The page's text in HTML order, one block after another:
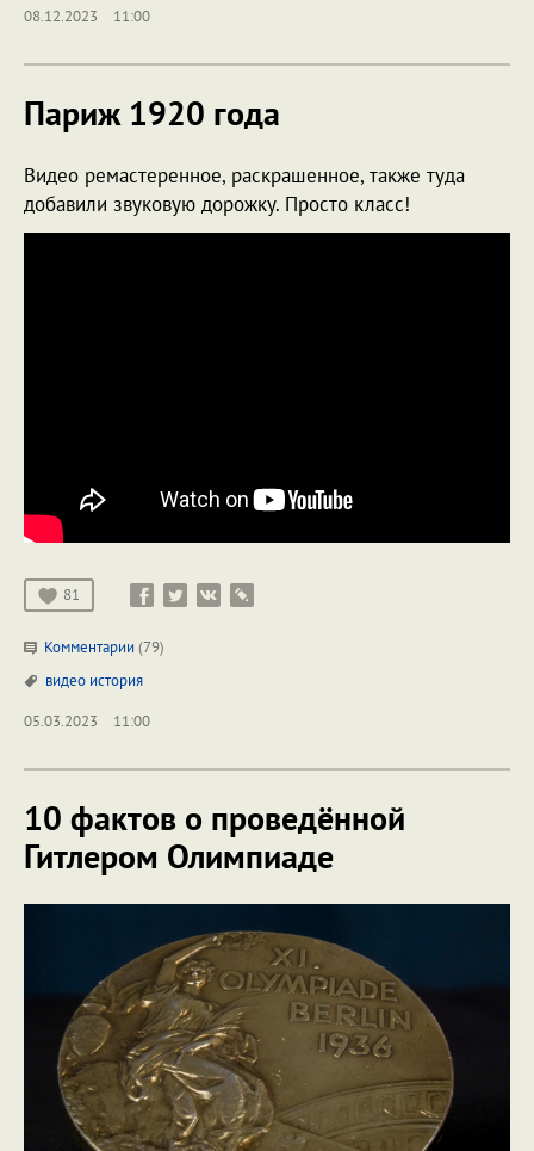
08.12.2023
11:00
Париж 1920 года
Видео ремастеренное, раскрашенное, также туда
добавили звуковую дорожку. Просто класс!
81
Комментарии (79)
видео история
05.03.2023
11:00
10 фактов о проведённой
Гитлером Олимпиаде